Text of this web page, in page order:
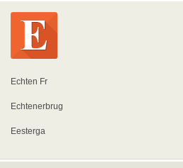
Echten Fr
Echtenerbrug
Eesterga